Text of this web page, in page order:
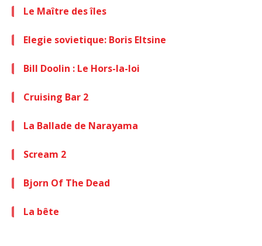
Le Maître des îles
Elegie sovietique: Boris Eltsine
Bill Doolin : Le Hors-la-loi
Cruising Bar 2
La Ballade de Narayama
Scream 2
Bjorn Of The Dead
La bête